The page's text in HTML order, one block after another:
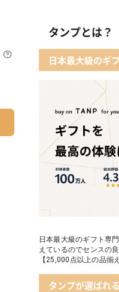
05 レディースアク
03 WEEKBOOK【
04 テディベア&誕生
05【名入れギフト
タンプとは？
日本最大級のギ
日本最大級のギフト専
えているのでセンスの
【25,000点以上の品揃
タンプが選ばれ